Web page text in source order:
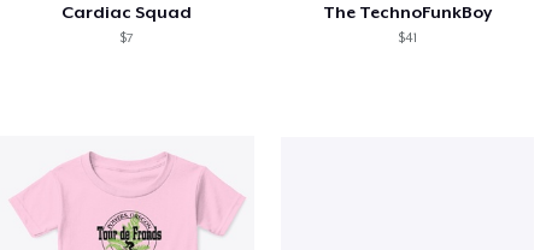
Cardiac Squad
$7
The TechnoFunkBoy
$41